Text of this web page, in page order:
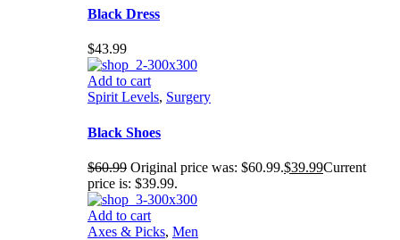
Black Dress
$43.99
Add to cart
Spirit Levels, Surgery
Black Shoes
$60.99 Original price was: $60.99.$39.99Current
price is: $39.99.
Add to cart
Axes & Picks, Men